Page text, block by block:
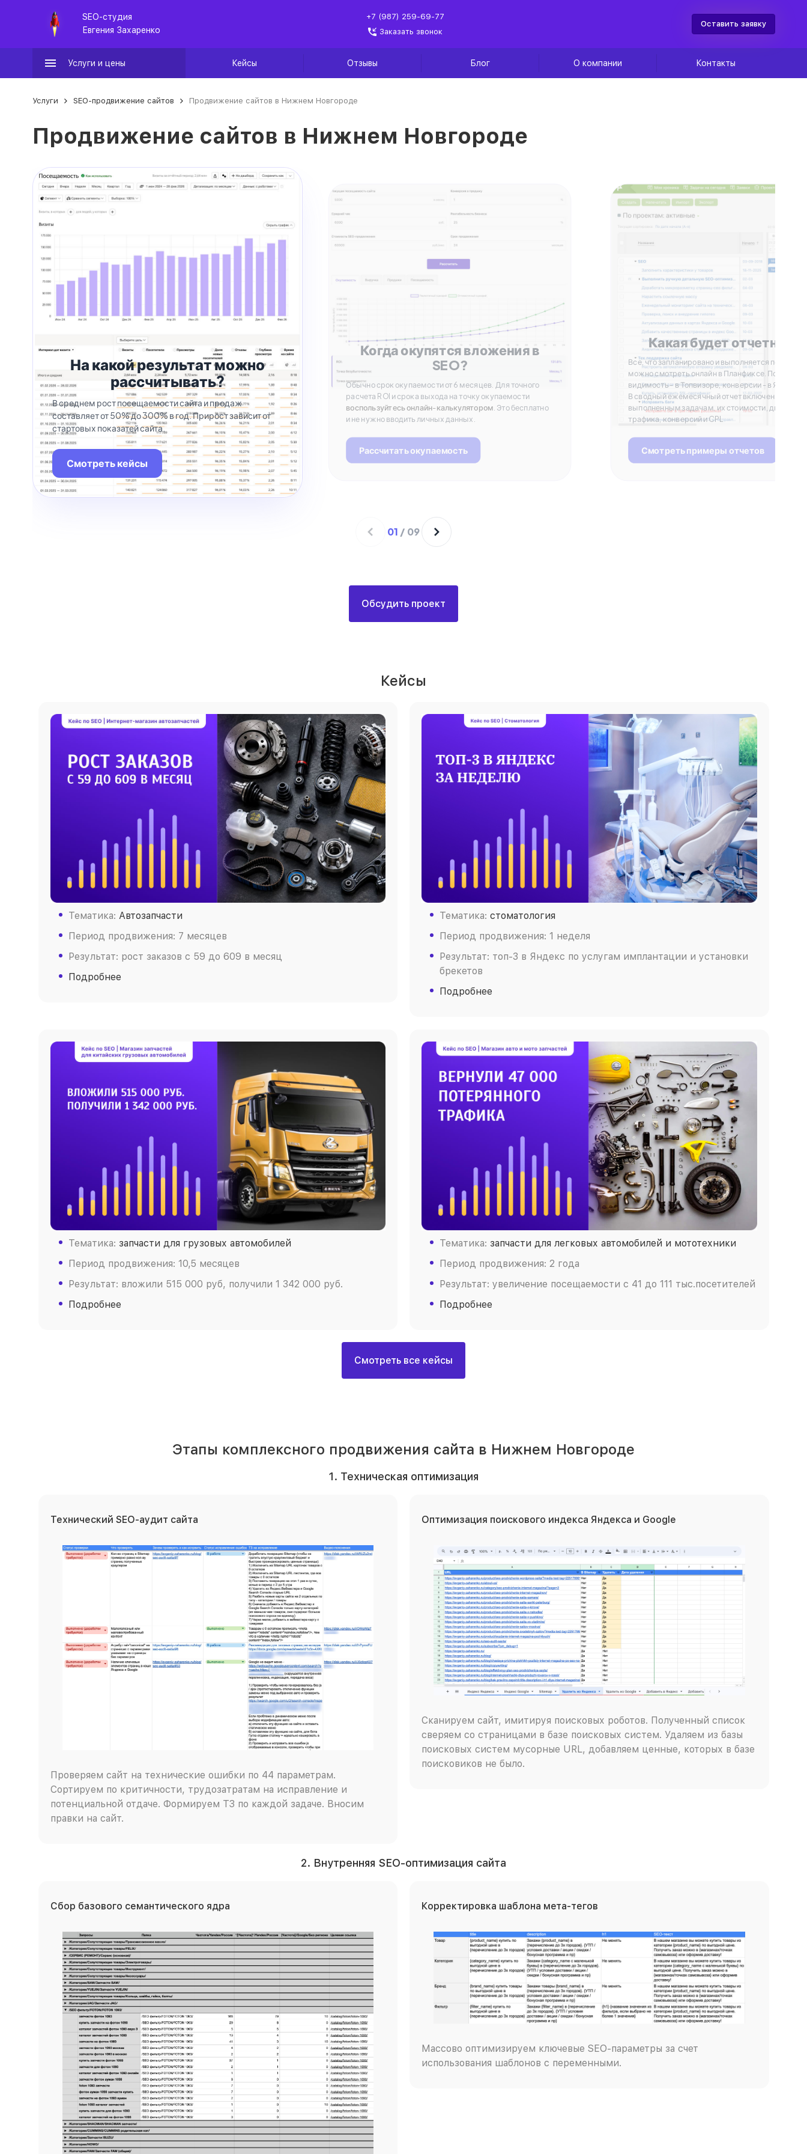
SEO-студия
Евгения Захаренко
+7 (987) 259-69-77
Заказать звонок
Оставить заявку
Услуги и цены Кейсы Отзывы Блог О компании Контакты
Услуги SEO-продвижение сайтов Продвижение сайтов в Нижнем Новгороде
Продвижение сайтов в Нижнем Новгороде
На какой результат можно
рассчитывать?
В среднем рост посещаемости сайта и продаж
составляет от 50% до 300% в год. Прирост зависит от
стартовых показатей сайта.
Смотреть кейсы
Когда окупятся вложения в
SEO?
Обычно срок окупаемости от 6 месяцев. Для точного
расчета ROI и срока выхода на точку окупаемости
воспользуйтесь онлайн-калькулятором . Это бесплатно
и не нужно вводить личных данных.
Рассчитать окупаемость
Какая будет
Все, что запланировано и выполняется по
можно смотреть онлайн в Планфиксе. Позиции и
видимость - в Топвизоре, конверсии - в Яндекс
В сводный ежемесячный отчет включены
выполненным задачам, их стоимости, динамике
трафика, конверсий и CPL
Смотреть примеры отчетов
01 / 09
Обсудить проект
Кейсы
Тематика: Автозапчасти
Период продвижения: 7 месяцев
Результат: рост заказов c 59 до 609 в месяц
Подробнее
Тематика: стоматология
Период продвижения: 1 неделя
Результат: топ-3 в Яндекс по услугам имплантации и установки
брекетов
Подробнее
Тематика: запчасти для грузовых автомобилей
Период продвижения: 10,5 месяцев
Результат: вложили 515 000 руб, получили 1 342 000 руб.
Подробнее
Тематика: запчасти для легковых автомобилей и мототехники
Период продвижения: 2 года
Результат: увеличение посещаемости с 41 до 111 тыс.посетителей
Подробнее
Смотреть все кейсы
Этапы комплексного продвижения сайта в Нижнем Новгороде
1. Техническая оптимизация
Технический SEO-аудит сайта
Проверяем сайт на технические ошибки по 44 параметрам.
Сортируем по критичности, трудозатратам на исправление и
потенциальной отдаче. Формируем ТЗ по каждой задаче. Вносим
правки на сайт.
Оптимизация поискового индекса Яндекса и Google
Сканируем сайт, имитируя поисковых роботов. Полученный список
сверяем со страницами в базе поисковых систем. Удаляем из базы
поисковых систем мусорные URL, добавляем ценные, которых в базе
поисковиков не было.
2. Внутренняя SEO-оптимизация сайта
Сбор базового семантического ядра Корректировка шаблона мета-тегов
Массово оптимизируем ключевые SEO-параметры за счет
использования шаблонов с переменными.